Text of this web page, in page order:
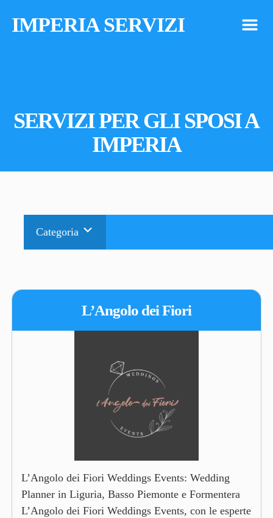
IMPERIA SERVIZI m
SERVIZI PER GLI SPOSI A
IMPERIA
Categoria
L’Angolo dei Fiori
L’Angolo dei Fiori Weddings Events: Wedding
Planner in Liguria, Basso Piemonte e Formentera
L’Angolo dei Fiori Weddings Events, con le esperte